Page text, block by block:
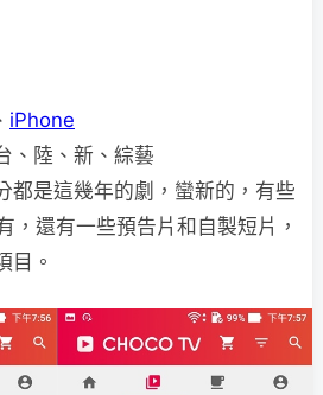
iPhone
、陸、新、綜藝
都是這幾年的劇，蠻新的，有些
，還有一些預告片和自製短片，
目。